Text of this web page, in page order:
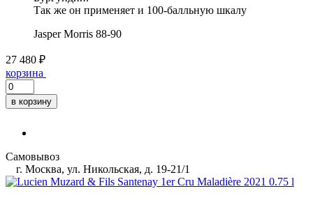
Так же он применяет и 100-балльную шкалу
Jasper Morris 88-90
27 480 ₽
корзина
в корзину
Самовывоз
г. Москва, ул. Никольская, д. 19-21/1